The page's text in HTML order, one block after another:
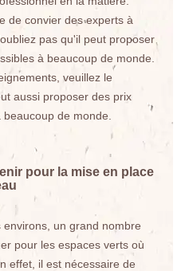
de convier des experts à
pas qu'il peut proposer
à beaucoup de monde.
veuillez le
aussi proposer des prix
de monde.
pour la mise en place
environs, un grand nombre
pour les espaces verts où
effet, il est nécessaire de